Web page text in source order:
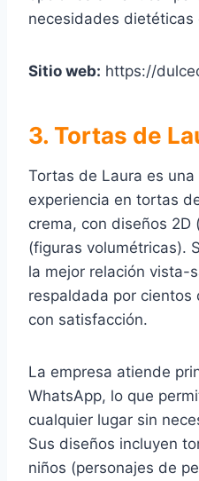
necesidades dietéticas
Sitio web: https://
3. Tortas de
Tortas de Laura es
experiencia en tortas
crema, con diseños 2D
(figuras volumétricas).
la mejor relación vista-
respaldada por
con satisfacción.
La empresa atiende
WhatsApp, lo que
cualquier lugar sin
Sus diseños incluyen
niños (personajes de